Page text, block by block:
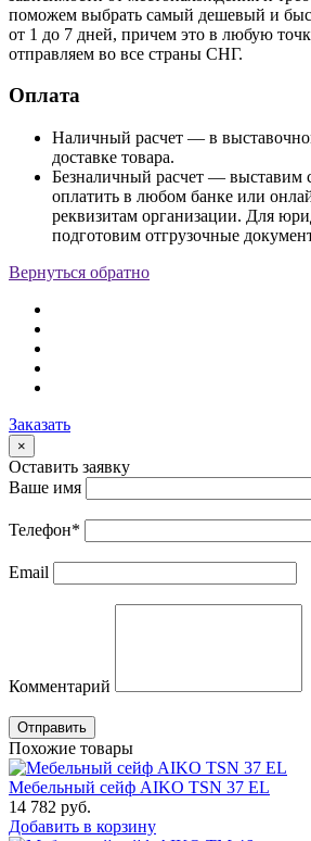
поможем выбрать самый дешевый и
от 1 до 7 дней, причем это в любую
отправляем во все страны СНГ.
Оплата
Наличный расчет — в
доставке товара.
Безналичный расчет — выставим
оплатить в любом банке или
реквизитам организации. Для
подготовим отгрузочные
Вернуться обратно
Заказать
×
Оставить заявку
Ваше имя
Телефон*
Email
Комментарий
Отправить
Похожие товары
Мебельный сейф AIKO TSN 37 EL
14 782 руб.
Добавить в корзину